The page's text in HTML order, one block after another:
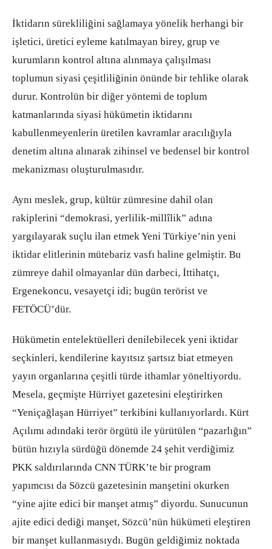
İktidarın sürekliliğini sağlamaya yönelik herhangi bir
işletici, üretici eyleme katılmayan birey, grup ve
kurumların kontrol altına alınmaya çalışılması
toplumun siyasi çeşitliliğinin önünde bir tehlike olarak
durur. Kontrolün bir diğer yöntemi de toplum
katmanlarında siyasi hükümetin iktidarını
kabullenmeyenlerin üretilen kavramlar aracılığıyla
denetim altına alınarak zihinsel ve bedensel bir kontrol
mekanizması oluşturulmasıdır.
Aynı meslek, grup, kültür zümresine dahil olan
rakiplerini “demokrasi, yerlilik-millîlik” adına
yargılayarak suçlu ilan etmek Yeni Türkiye’nin yeni
iktidar elitlerinin mütebariz vasfı haline gelmiştir. Bu
zümreye dahil olmayanlar dün darbeci, İttihatçı,
Ergenekoncu, vesayetçi idi; bugün terörist ve
FETÖCÜ’dür.
Hükümetin entelektüelleri denilebilecek yeni iktidar
seçkinleri, kendilerine kayıtsız şartsız biat etmeyen
yayın organlarına çeşitli türde ithamlar yöneltiyordu.
Mesela, geçmişte Hürriyet gazetesini eleştirirken
“Yeniçağlaşan Hürriyet” terkibini kullanıyorlardı. Kürt
Açılımı adındaki terör örgütü ile yürütülen “pazarlığın”
bütün hızıyla sürdüğü dönemde 24 şehit verdiğimiz
PKK saldırılarında CNN TÜRK’te bir program
yapımcısı da Sözcü gazetesinin manşetini okurken
“yine ajite edici bir manşet atmış” diyordu. Sunucunun
ajite edici dediği manşet, Sözcü’nün hükümeti eleştiren
bir manşet kullanmasıydı. Bugün geldiğimiz noktada